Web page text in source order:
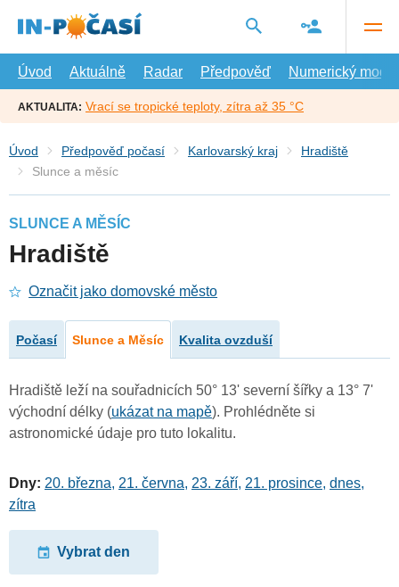
hlavní
Úvod
Aktuálně Radar Předpověď Numerický model
AKTUALITA: Vrací se tropické teploty, zítra až 35 °C
Úvod Předpověď počasí Karlovarský kraj
Hradiště
Slunce a měsíc
SLUNCE A MĚSÍC
Hradiště
Označit jako domovské město
Počasí Slunce a Měsíc Kvalita ovzduší
Hradiště leží na souřadnicích 50° 13' severní šířky a 13° 7'
východní délky (ukázat na mapě). Prohlédněte si
astronomické údaje pro tuto lokalitu.
Dny: 20. března, 21. června, 23. září, 21. prosince, dnes,
zítra
Vybrat den